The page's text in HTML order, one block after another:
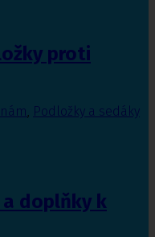
proti
, Podložky a sedáky
a doplňky k